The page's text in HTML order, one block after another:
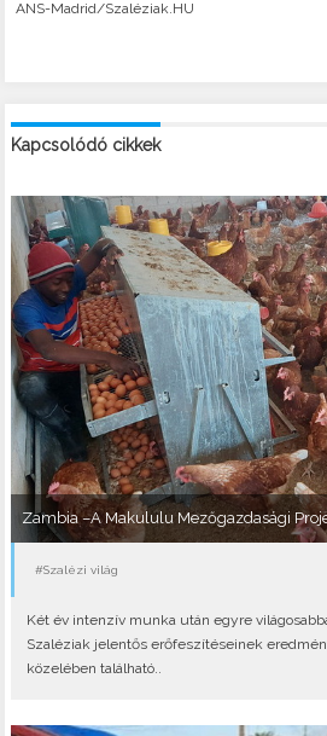
ANS-Madrid/Szaléziak.HU
Kapcsolódó cikkek
Zambia –A Makululu Mezőgazdasági
#Szalézi világ
Két év intenzív munka után egyre
Szaléziak jelentős erőfeszítéseinek
közelében található..